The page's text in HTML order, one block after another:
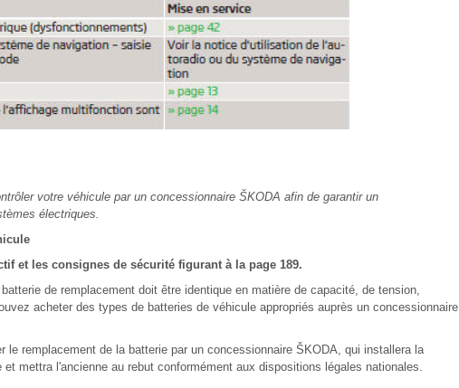
votre véhicule par un concessionnaire ŠKODA afin de garantir un
électriques.
et les consignes de sécurité figurant à la page 189.
de remplacement doit être identique en matière de capacité, de tension,
acheter des types de batteries de véhicule appropriés auprès un concessionnaire
le remplacement de la batterie par un concessionnaire ŠKODA, qui installera la
mettra l'ancienne au rebut conformément aux dispositions légales nationales.